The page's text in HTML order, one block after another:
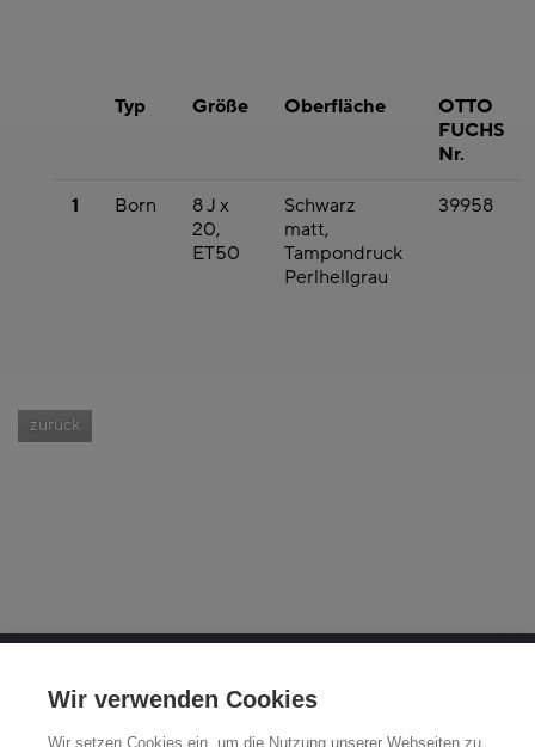
Typ Größe Oberfläche
OTTO
FUCHS
Nr.
1 Born
8 J x
20,
ET50
Schwarz
matt,
Tampondruck
Perlhellgrau
39958
zurück
Derschlager Straße 26
Wir verwenden Cookies
Wir setzen Cookies ein, um die Nutzung unserer Webseiten zu